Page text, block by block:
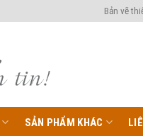
Bản vẽ
SẢN PHẨM KHÁC